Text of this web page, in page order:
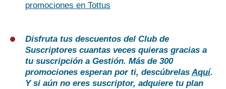
promociones en Tottus
Disfruta tus descuentos del Club de
Suscriptores cuantas veces quieras gracias a
tu suscripción a Gestión. Más de 300
promociones esperan por ti, descúbrelasAquí.
Y si aún no eres suscriptor, adquiere tu plan